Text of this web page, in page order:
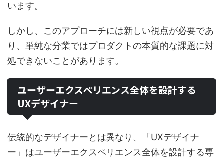
います。
しかし、このアプローチには新しい視点が必要であ
り、単純な分業ではプロダクトの本質的な課題に対
処できないことがあります。
ユーザーエクスペリエンス全体を設計する
UXデザイナー
伝統的なデザイナーとは異なり、「UXデザイナ
ー」はユーザーエクスペリエンス全体を設計する専